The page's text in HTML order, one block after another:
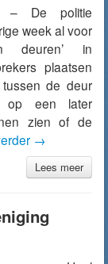
– De politie
week al voor
deuren’ in
plaatsen
de deur
op een later
zien of de
→
Lees meer